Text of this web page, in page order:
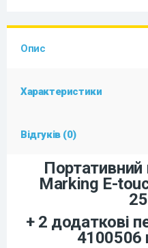
Опис
Характеристики
Відгуків (0)
Портативний
Marking E-
+ 2 додаткові
4100506